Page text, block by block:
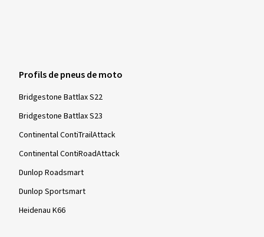
Profils de pneus de moto
Bridgestone Battlax S22
Bridgestone Battlax S23
Continental ContiTrailAttack
Continental ContiRoadAttack
Dunlop Roadsmart
Dunlop Sportsmart
Heidenau K66